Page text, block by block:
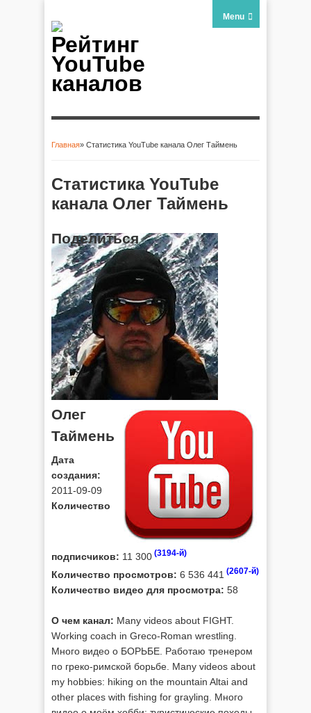
Рейтинг
YouTube
каналов
Menu
Главная» Статистика YouTube канала Олег Таймень
Статистика YouTube
канала Олег Таймень
Поделиться
Олег
Таймень
Дата
создания:
2011-09-09
Количество
подписчиков: 11 300 (3194-й)
Количество просмотров: 6 536 441 (2607-й)
Количество видео для просмотра: 58
О чем канал: Many videos about FIGHT.
Working coach in Greco-Roman wrestling.
Много видео о БОРЬБЕ. Работаю тренером
по греко-римской борьбе. Many videos about
my hobbies: hiking on the mountain Altai and
other places with fishing for grayling. Много